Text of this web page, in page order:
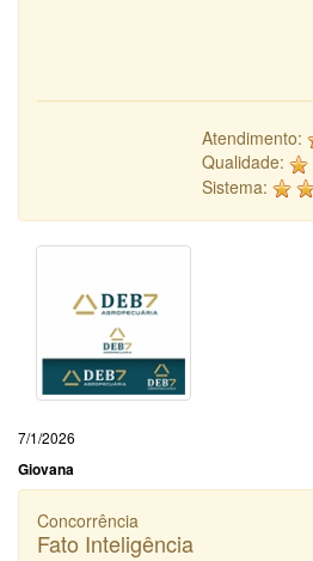
Atendimento:
Qualidade:
Sistema:
7/1/2026
Giovana
Concorrência
Fato Inteligência